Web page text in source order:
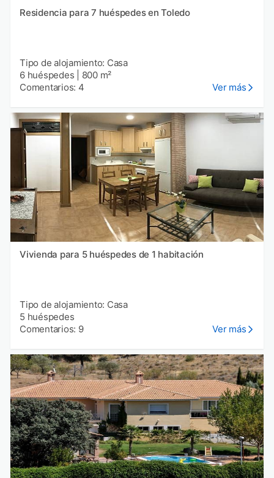
Residencia para 7 huéspedes en Toledo
Tipo de alojamiento: Casa
6 huéspedes
800 m²
Comentarios: 4
Ver más
Vivienda para 5 huéspedes de 1 habitación
Tipo de alojamiento: Casa
5 huéspedes
Comentarios: 9
Ver más